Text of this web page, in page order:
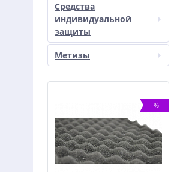
Средства
индивидуальной
защиты
Метизы
%